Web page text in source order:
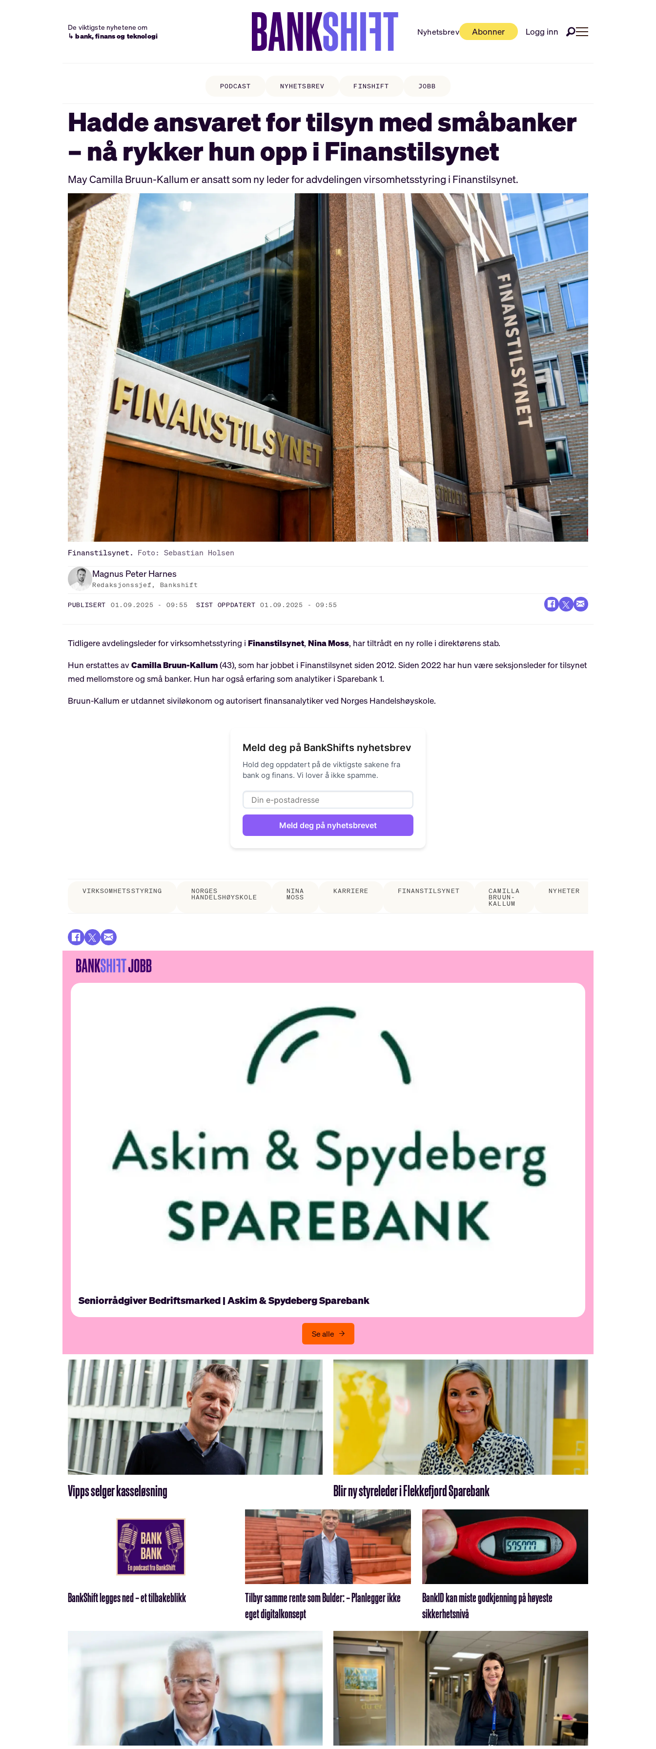
De viktigste nyhetene om
↳ bank, finans og teknologi
Nyhetsbrev Abonner Logg inn
PODCAST NYHETSBREV FINSHIFT JOBB
Hadde ansvaret for tilsyn med småbanker
– nå rykker hun opp i Finanstilsynet
May Camilla Bruun-Kallum er ansatt som ny leder for advdelingen virsomhetsstyring i Finanstilsynet.
Finanstilsynet. Foto: Sebastian Holsen
Magnus PeterHarnes
Redaksjonssjef, Bankshift
PUBLISERT 01.09.2025 - 09:55 SIST OPPDATERT 01.09.2025 - 09:55
Tidligere avdelingsleder for virksomhetsstyring iFinanstilsynet,Nina Moss, har tiltrådt en ny rolle i direktørens stab.
Hun erstattes avCamilla Bruun-Kallum(43), som har jobbet i Finanstilsynet siden 2012. Siden 2022 har hun være seksjonsleder for tilsynet
med mellomstore og små banker. Hun har også erfaring som analytiker i Sparebank 1.
Bruun-Kallum er utdannet siviløkonom og autorisert finansanalytiker ved Norges Handelshøyskole.
Meld deg på BankShifts nyhetsbrev
Hold deg oppdatert på de viktigste sakene fra
bank og finans. Vi lover å ikke spamme.
VIRKSOMHETSSTYRING NORGES
HANDELSHØYSKOLE
NINA
MOSS
KARRIERE FINANSTILSYNET CAMILLA
BRUUN-
KALLUM
NYHETER
Seniorrådgiver Bedriftsmarked | Askim & Spydeberg Sparebank
Se alle
Vipps selger kasseløsning Blir ny styreleder i Flekkefjord Sparebank
BankShift legges ned – et tilbakeblikk
Tilbyr samme rente som Bulder: – Planlegger ikke
eget digitalkonsept
BankID kan miste godkjenning på høyeste
sikkerhetsnivå